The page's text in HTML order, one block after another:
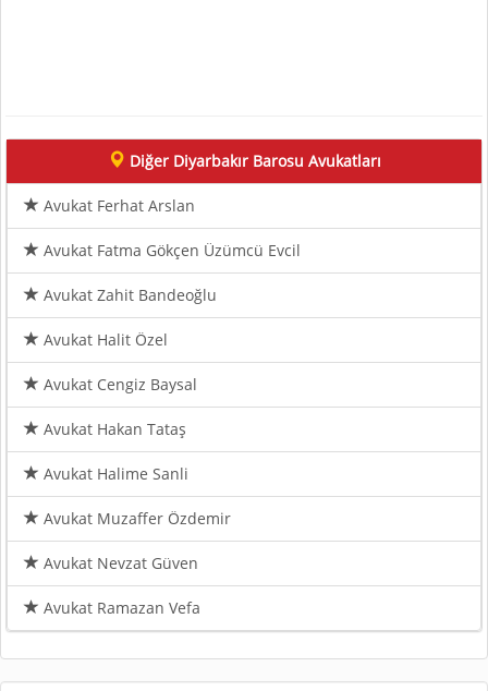
Diğer Diyarbakır Barosu Avukatları
Avukat Ferhat Arslan
Avukat Fatma Gökçen Üzümcü Evcil
Avukat Zahit Bandeoğlu
Avukat Halit Özel
Avukat Cengiz Baysal
Avukat Hakan Tataş
Avukat Halime Sanli
Avukat Muzaffer Özdemir
Avukat Nevzat Güven
Avukat Ramazan Vefa